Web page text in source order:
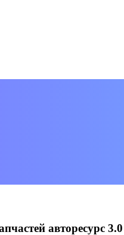
авторесурс 3.0